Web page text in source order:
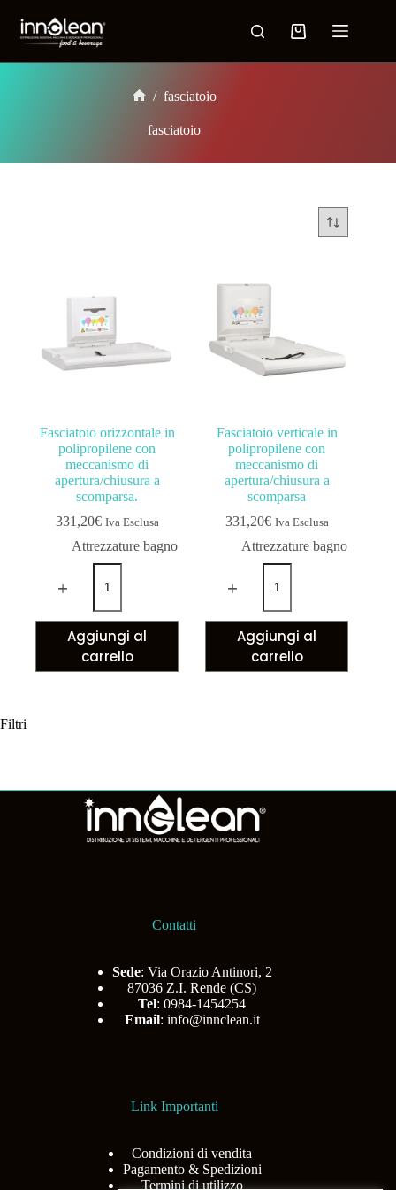
/ fasciatoio
fasciatoio
Fasciatoio orizzontale in
polipropilene con
meccanismo di
apertura/chiusura a
scomparsa.
331,20€ Iva Esclusa
Attrezzature bagno
Aggiungi al
carrello
Fasciatoio verticale in
polipropilene con
meccanismo di
apertura/chiusura a
scomparsa
331,20€ Iva Esclusa
Attrezzature bagno
Aggiungi al
carrello
Filtri
Contatti
Sede: Via Orazio Antinori, 2
87036 Z.I. Rende (CS)
Tel: 0984-1454254
Email: info@innclean.it
Link Importanti
Condizioni di vendita
Pagamento & Spedizioni
Termini di utilizzo